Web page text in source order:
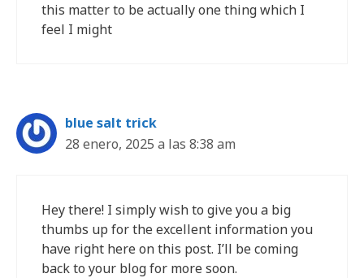
this matter to be actually one thing which I
feel I might
blue salt trick
28 enero, 2025 a las 8:38 am
Hey there! I simply wish to give you a big
thumbs up for the excellent information you
have right here on this post. I’ll be coming
back to your blog for more soon.